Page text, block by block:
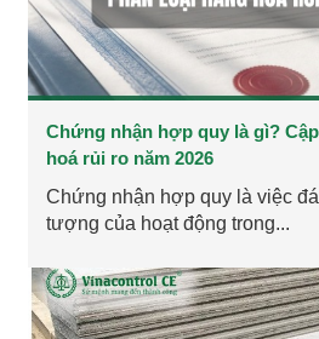
Chứng nhận hợp quy là gì?
hoá rủi ro năm 2026
Chứng nhận hợp quy là việc
tượng của hoạt động trong...